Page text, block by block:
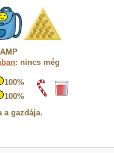
: nincs még
100%
100%
a gazdája.